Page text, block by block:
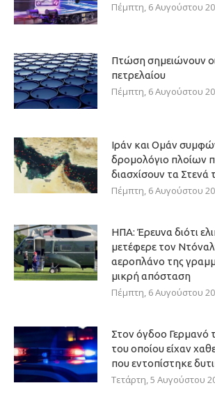
Πέμπτη, 6 Αυγούστου
Πτώση σημειώνουν
πετρελαίου
Πέμπτη, 6 Αυγούστου
Ιράν και Ομάν
δρομολόγιο πλοίων
διασχίσουν τα Στενά
Πέμπτη, 6 Αυγούστου
ΗΠΑ: Έρευνα διότι
μετέφερε τον
αεροπλάνο της
μικρή απόσταση
Πέμπτη, 6 Αυγούστου
Στον όγδοο Γερμανό
του οποίου είχαν
που εντοπίστηκε
Τετάρτη, 5 Αυγούστου